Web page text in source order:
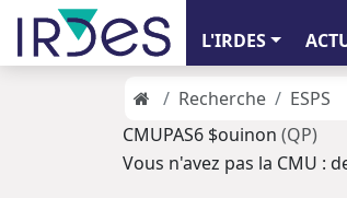
L'IRDES
Recherche
ESPS
CMUPAS6 $ouinon (QP)
Vous n'avez pas la CMU :